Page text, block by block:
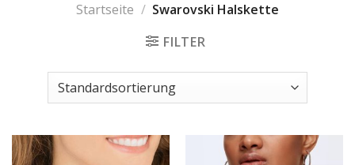
Startseite / Swarovski Halskette
FILTER